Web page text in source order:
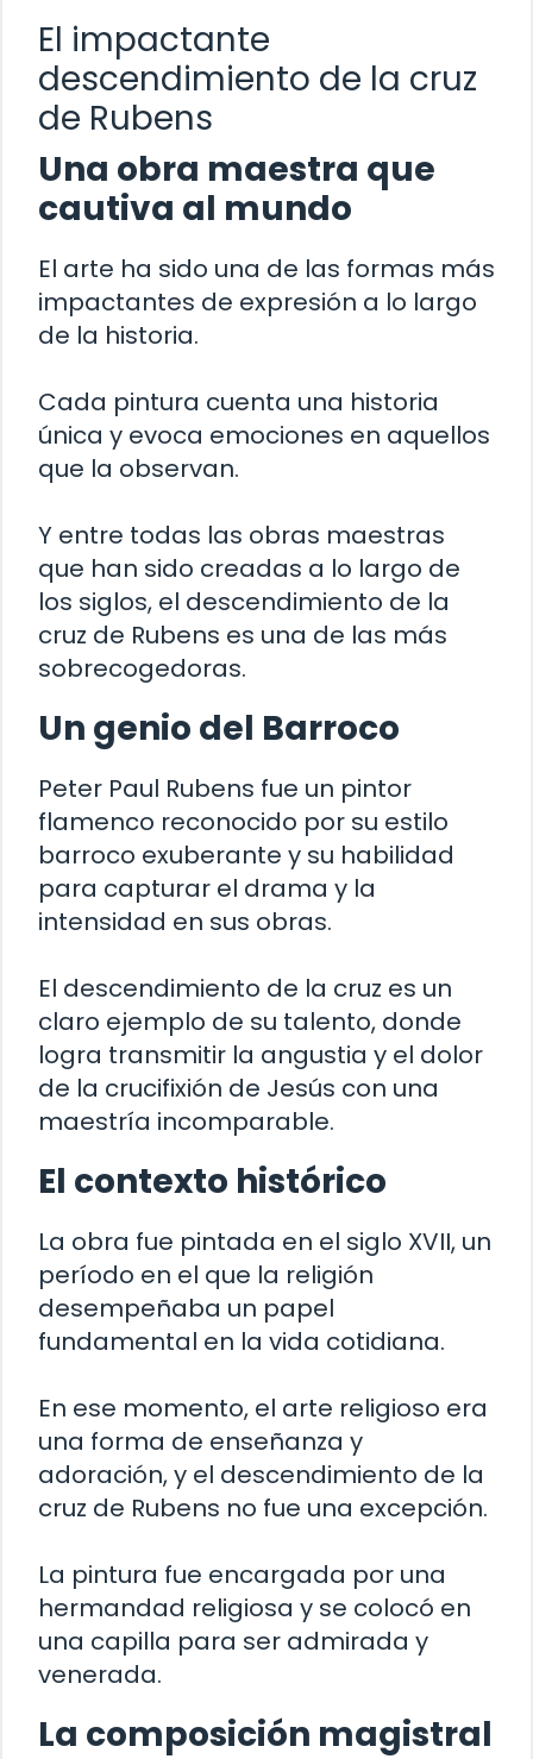
El impactante
descendimiento de la cruz
de Rubens
Una obra maestra que
cautiva al mundo
El arte ha sido una de las formas más
impactantes de expresión a lo largo
de la historia.
Cada pintura cuenta una historia
única y evoca emociones en aquellos
que la observan.
Y entre todas las obras maestras
que han sido creadas a lo largo de
los siglos, el descendimiento de la
cruz de Rubens es una de las más
sobrecogedoras.
Un genio del Barroco
Peter Paul Rubens fue un pintor
flamenco reconocido por su estilo
barroco exuberante y su habilidad
para capturar el drama y la
intensidad en sus obras.
El descendimiento de la cruz es un
claro ejemplo de su talento, donde
logra transmitir la angustia y el dolor
de la crucifixión de Jesús con una
maestría incomparable.
El contexto histórico
La obra fue pintada en el siglo XVII, un
período en el que la religión
desempeñaba un papel
fundamental en la vida cotidiana.
En ese momento, el arte religioso era
una forma de enseñanza y
adoración, y el descendimiento de la
cruz de Rubens no fue una excepción.
La pintura fue encargada por una
hermandad religiosa y se colocó en
una capilla para ser admirada y
venerada.
La composición magistral